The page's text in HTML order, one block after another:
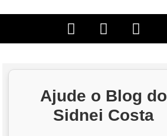
Ajude o Blog do
Sidnei Costa